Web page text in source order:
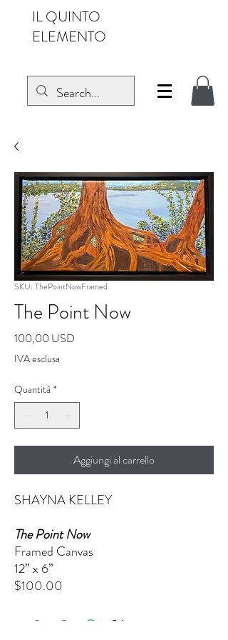
IL QUINTO
ELEMENTO
SKU: ThePointNowFramed
The Point Now
100,00 USD
IVA esclusa
Quantità *
Aggiungi al carrello
SHAYNA KELLEY
The Point Now
Framed Canvas
12” x 6”
$100.00